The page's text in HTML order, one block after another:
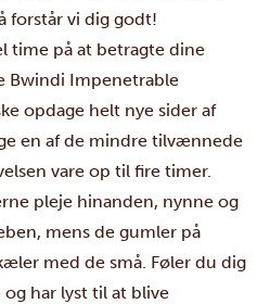
forstår vi dig godt!
time på at betragte dine
Bwindi Impenetrable
opdage helt nye sider af
en af de mindre tilvænnede
vare op til fire timer.
pleje hinanden, nynne og
mens de gumler på
med de små. Føler du dig
har lyst til at blive